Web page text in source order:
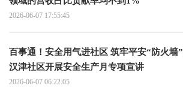
2026-06-07 17:55:45
百事通！安全用气进社区 筑牢平安“防火墙” 襄阳华润燃气联合
汉津社区开展安全生产月专项宣讲
2026-06-07 06:22:05